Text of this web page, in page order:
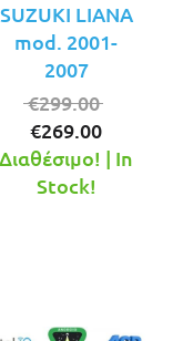
SUZUKI LIANA
mod. 2001-
2007
€299.00
was:
€269.00
τρέχουσα
Διαθέσιμο! | In
Stock!